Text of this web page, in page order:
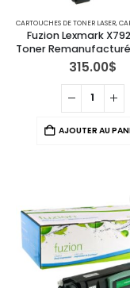
CARTOUCHES DE TONER LASER,
Fuzion Lexmark
Toner
315.00$
AJOUTER AU